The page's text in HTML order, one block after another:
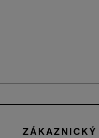
ZÁKAZNICKÝ